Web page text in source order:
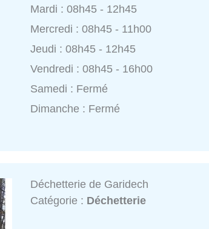
Mardi : 08h45 - 12h45
Mercredi : 08h45 - 11h00
Jeudi : 08h45 - 12h45
Vendredi : 08h45 - 16h00
Samedi : Fermé
Dimanche : Fermé
Déchetterie de Garidech
Catégorie : Déchetterie